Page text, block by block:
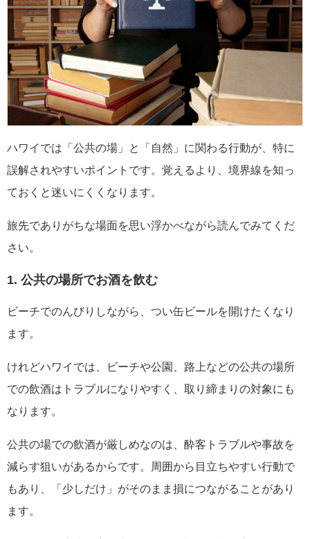
ハワイでは「公共の場」と「自然」に関わる行動が、特に
誤解されやすいポイントです。覚えるより、境界線を知っ
ておくと迷いにくくなります。
旅先でありがちな場面を思い浮かべながら読んでみてくだ
さい。
1. 公共の場所でお酒を飲む
ビーチでのんびりしながら、つい缶ビールを開けたくなり
ます。
けれどハワイでは、ビーチや公園、路上などの公共の場所
での飲酒はトラブルになりやすく、取り締まりの対象にも
なります。
公共の場での飲酒が厳しめなのは、酔客トラブルや事故を
減らす狙いがあるからです。周囲から目立ちやすい行動で
もあり、「少しだけ」がそのまま損につながることがあり
ます。